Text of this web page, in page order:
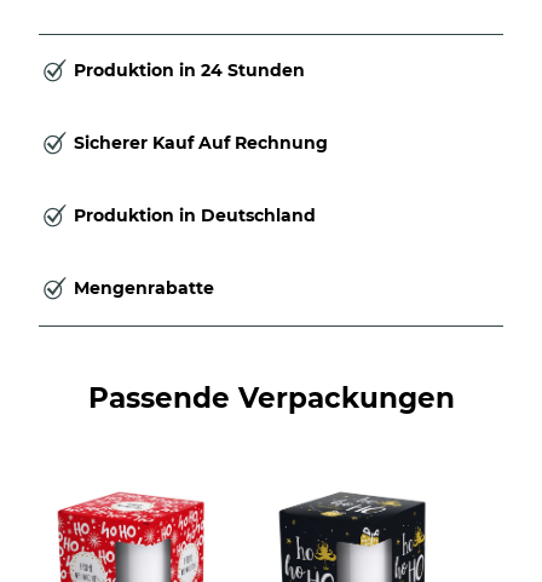
Produktion in 24 Stunden
Sicherer Kauf Auf Rechnung
Produktion in Deutschland
Mengenrabatte
Passende Verpackungen